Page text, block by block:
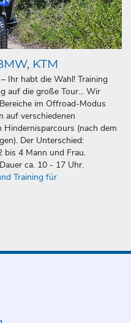
KTM
Ihr habt die Wahl! Training
auf die große Tour... Wir
im Offroad-Modus
auf verschiedenen
(nach dem
Der Unterschied:
bis 4 Mann und Frau.
ca. 10 - 17 Uhr.
Training für